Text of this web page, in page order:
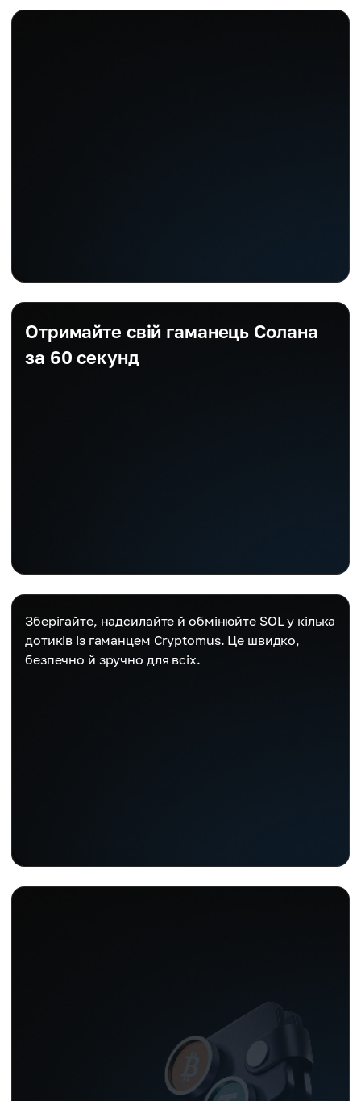
Отримайте свій гаманець Солана
за 60 секунд
Зберігайте, надсилайте й обмінюйте SOL у кілька
дотиків із гаманцем Cryptomus. Це швидко,
безпечно й зручно для всіх.